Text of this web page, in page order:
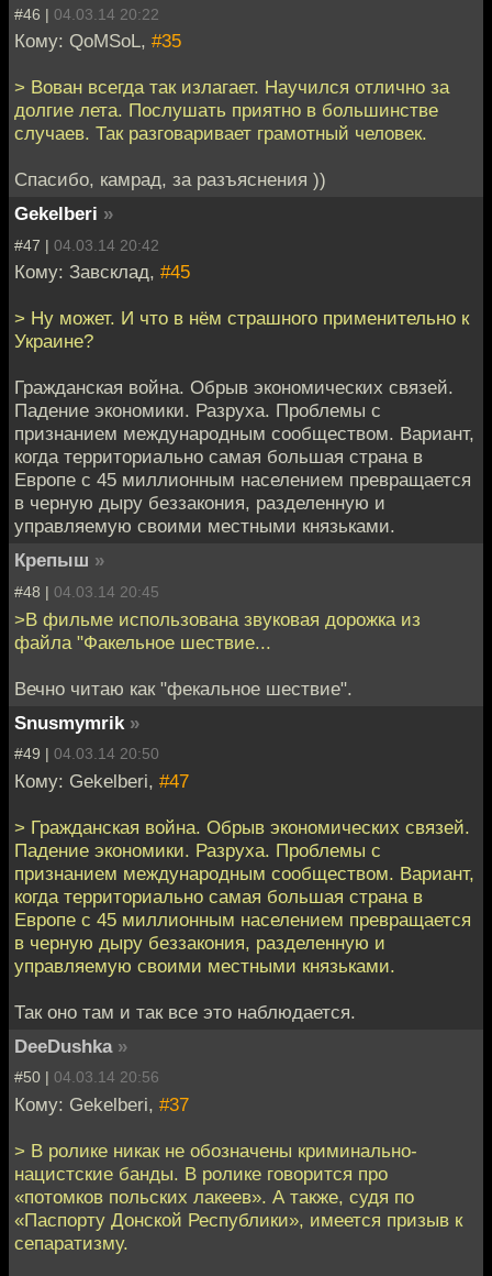
#46 | 04.03.14 20:22
Кому: QoMSoL, #35
> Вован всегда так излагает. Научился отлично за
долгие лета. Послушать приятно в большинстве
случаев. Так разговаривает грамотный человек.
Спасибо, камрад, за разъяснения ))
Gekelberi »
#47 | 04.03.14 20:42
Кому: Завсклад, #45
> Hу может. И что в нём страшного применительно к
Украине?
Гражданская война. Обрыв экономических связей.
Падение экономики. Разруха. Проблемы с
признанием международным сообществом. Вариант,
когда территориально самая большая страна в
Европе с 45 миллионным населением превращается
в черную дыру беззакония, разделенную и
управляемую своими местными князьками.
Крепыш »
#48 | 04.03.14 20:45
>В фильме использована звуковая дорожка из
файла "Факельное шествие...
Вечно читаю как "фекальное шествие".
Snusmymrik »
#49 | 04.03.14 20:50
Кому: Gekelberi, #47
> Гражданская война. Обрыв экономических связей.
Падение экономики. Разруха. Проблемы с
признанием международным сообществом. Вариант,
когда территориально самая большая страна в
Европе с 45 миллионным населением превращается
в черную дыру беззакония, разделенную и
управляемую своими местными князьками.
Так оно там и так все это наблюдается.
DeeDushka »
#50 | 04.03.14 20:56
Кому: Gekelberi, #37
> В ролике никак не обозначены криминально-
нацистские банды. В ролике говорится про
«потомков польских лакеев». А также, судя по
«Паспорту Донской Республики», имеется призыв к
сепаратизму.